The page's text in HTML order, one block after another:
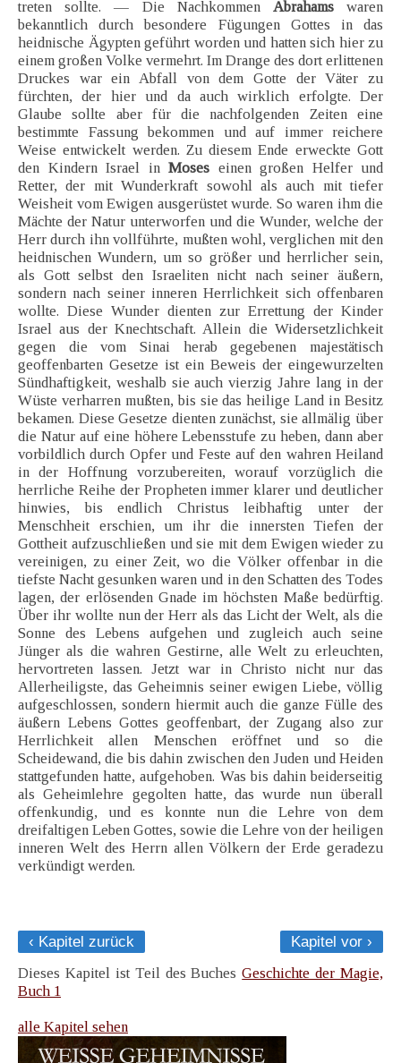
treten sollte. — Die Nachkommen Abrahamswaren
bekanntlich durch besondere Fügungen Gottes in das
heidnische Ägypten geführt worden und hatten sich hier zu
einem großen Volke vermehrt. Im Drange des dort erlittenen
Druckes war ein Abfall von dem Gotte der Väter zu
fürchten, der hier und da auch wirklich erfolgte. Der
Glaube sollte aber für die nachfolgenden Zeiten eine
bestimmte Fassung bekommen und auf immer reichere
Weise entwickelt werden. Zu diesem Ende erweckte Gott
den Kindern Israel in Moses einen großen Helfer und
Retter, der mit Wunderkraft sowohl als auch mit tiefer
Weisheit vom Ewigen ausgerüstet wurde. So waren ihm die
Mächte der Natur unterworfen und die Wunder, welche der
Herr durch ihn vollführte, mußten wohl, verglichen mit den
heidnischen Wundern, um so größer und herrlicher sein,
als Gott selbst den Israeliten nicht nach seiner äußern,
sondern nach seiner inneren Herrlichkeit sich offenbaren
wollte. Diese Wunder dienten zur Errettung der Kinder
Israel aus der Knechtschaft. Allein die Widersetzlichkeit
gegen die vom Sinai herab gegebenen majestätisch
geoffenbarten Gesetze ist ein Beweis der eingewurzelten
Sündhaftigkeit, weshalb sie auch vierzig Jahre lang in der
Wüste verharren mußten, bis sie das heilige Land in Besitz
bekamen. Diese Gesetze dienten zunächst, sie allmälig über
die Natur auf eine höhere Lebensstufe zu heben, dann aber
vorbildlich durch Opfer und Feste auf den wahren Heiland
in der Hoffnung vorzubereiten, worauf vorzüglich die
herrliche Reihe der Propheten immer klarer und deutlicher
hinwies, bis endlich Christus leibhaftig unter der
Menschheit erschien, um ihr die innersten Tiefen der
Gottheit aufzuschließen und sie mit dem Ewigen wieder zu
vereinigen, zu einer Zeit, wo die Völker offenbar in die
tiefste Nacht gesunken waren und in den Schatten des Todes
lagen, der erlösenden Gnade im höchsten Maße bedürftig.
Über ihr wollte nun der Herr als das Licht der Welt, als die
Sonne des Lebens aufgehen und zugleich auch seine
Jünger als die wahren Gestirne, alle Welt zu erleuchten,
hervortreten lassen. Jetzt war in Christo nicht nur das
Allerheiligste, das Geheimnis seiner ewigen Liebe, völlig
aufgeschlossen, sondern hiermit auch die ganze Fülle des
äußern Lebens Gottes geoffenbart, der Zugang also zur
Herrlichkeit allen Menschen eröffnet und so die
Scheidewand, die bis dahin zwischen den Juden und Heiden
stattgefunden hatte, aufgehoben. Was bis dahin beiderseitig
als Geheimlehre gegolten hatte, das wurde nun überall
offenkundig, und es konnte nun die Lehre von dem
dreifaltigen Leben Gottes, sowie die Lehre von der heiligen
inneren Welt des Herrn allen Völkern der Erde geradezu
verkündigt werden.
‹ Kapitel zurück
Kapitel vor ›
Dieses Kapitel ist Teil des BuchesGeschichte der Magie,
Buch 1
alle Kapitel sehen